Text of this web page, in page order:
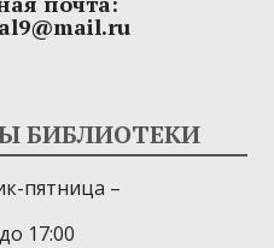
БИБЛИОТЕКИ
пятница –
17:00